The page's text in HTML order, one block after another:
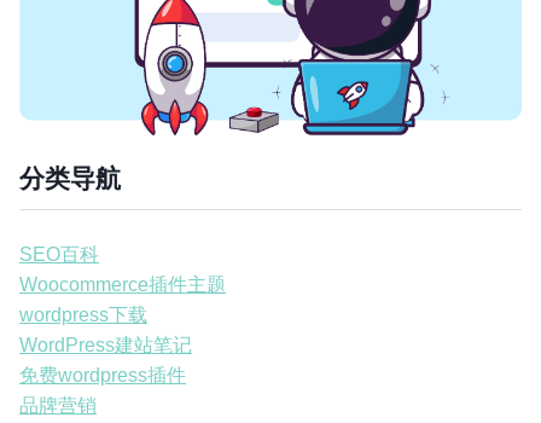
分类导航
SEO百科
Woocommerce插件主题
wordpress下载
WordPress建站笔记
免费wordpress插件
品牌营销